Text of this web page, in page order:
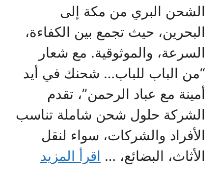
الشحن البري من مكة إلى
البحرين، حيث تجمع بين الكفاءة،
السرعة، والموثوقية. مع شعار
“من الباب للباب… شحنك في أيد
أمينة مع عباد الرحمن”، تقدم
الشركة حلول شحن شاملة تناسب
الأفراد والشركات، سواء لنقل
الأثاث، البضائع، … اقرأ المزيد